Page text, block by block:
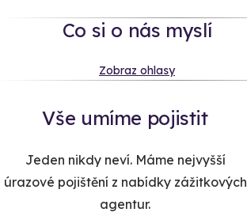
Co si o nás myslí
Zobraz ohlasy
Vše umíme pojistit
Jeden nikdy neví. Máme nejvyšší
úrazové pojištění z nabídky zážitkových
agentur.